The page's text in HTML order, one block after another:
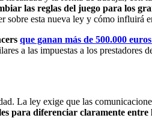
las reglas del juego para los
sobre esta nueva ley y cómo influirá
que ganan más de 500.000
a las impuestas a los prestadores
La ley exige que las
para diferenciar claramente